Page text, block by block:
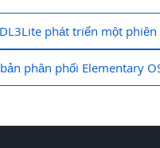
phát triển một
phân phối Elementary